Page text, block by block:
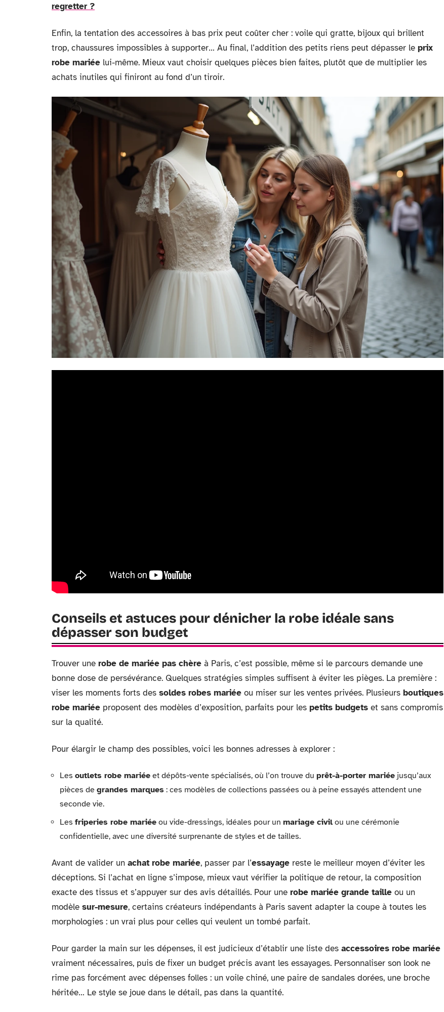
regretter ?
Enfin, la tentation des accessoires à bas prix peut coûter cher : voile qui gratte, bijoux qui brillent
trop, chaussures impossibles à supporter… Au final, l’addition des petits riens peut dépasser le prix
robe mariée lui-même. Mieux vaut choisir quelques pièces bien faites, plutôt que de multiplier les
achats inutiles qui finiront au fond d’un tiroir.
Conseils et astuces pour dénicher la robe idéale sans
dépasser son budget
Trouver une robe de mariée pas chère à Paris, c’est possible, même si le parcours demande une
bonne dose de persévérance. Quelques stratégies simples suffisent à éviter les pièges. La première :
viser les moments forts des soldes robes mariée ou miser sur les ventes privées. Plusieurs boutiques
robe mariée proposent des modèles d’exposition, parfaits pour les petits budgets et sans compromis
sur la qualité.
Pour élargir le champ des possibles, voici les bonnes adresses à explorer :
Les outlets robe mariée et dépôts-vente spécialisés, où l’on trouve du prêt-à-porter mariée jusqu’aux
pièces de grandes marques : ces modèles de collections passées ou à peine essayés attendent une
seconde vie.
Les friperies robe mariée ou vide-dressings, idéales pour un mariage civil ou une cérémonie
confidentielle, avec une diversité surprenante de styles et de tailles.
Avant de valider un achat robe mariée, passer par l’essayage reste le meilleur moyen d’éviter les
déceptions. Si l’achat en ligne s’impose, mieux vaut vérifier la politique de retour, la composition
exacte des tissus et s’appuyer sur des avis détaillés. Pour une robe mariée grande taille ou un
modèle sur-mesure, certains créateurs indépendants à Paris savent adapter la coupe à toutes les
morphologies : un vrai plus pour celles qui veulent un tombé parfait.
Pour garder la main sur les dépenses, il est judicieux d’établir une liste des accessoires robe mariée
vraiment nécessaires, puis de fixer un budget précis avant les essayages. Personnaliser son look ne
rime pas forcément avec dépenses folles : un voile chiné, une paire de sandales dorées, une broche
héritée… Le style se joue dans le détail, pas dans la quantité.